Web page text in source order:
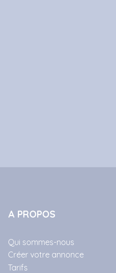
A PROPOS
Qui sommes-nous
Créer votre annonce
Tarifs